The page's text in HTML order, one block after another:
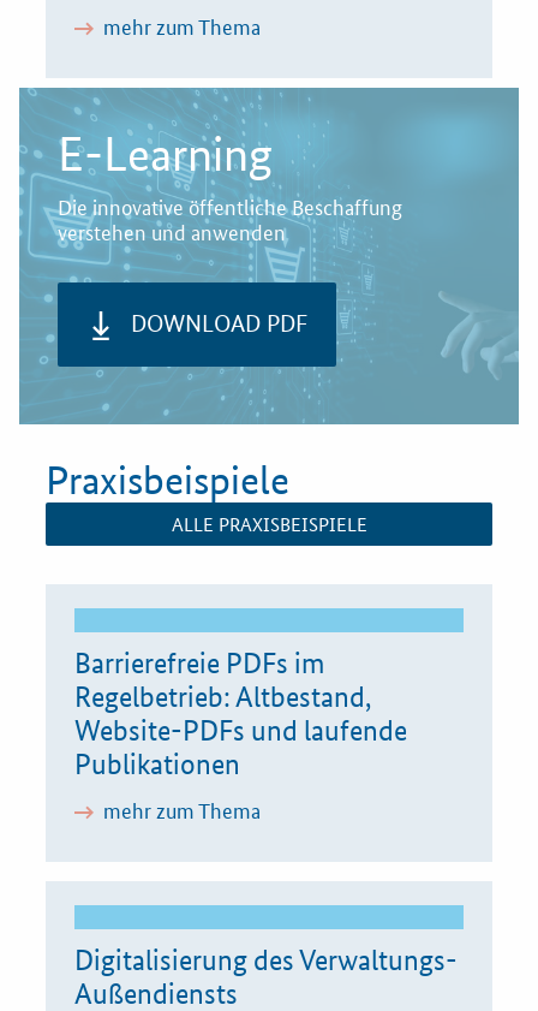
mehr zum Thema
E-Learning
Die innovative öffentliche Beschaffung
verstehen und anwenden
DOWNLOAD PDF
Praxisbeispiele
ALLE PRAXISBEISPIELE
Barrierefreie PDFs im
Regelbetrieb: Altbestand,
Website-PDFs und laufende
Publikationen
mehr zum Thema
Digitalisierung des Verwaltungs-
Außendiensts